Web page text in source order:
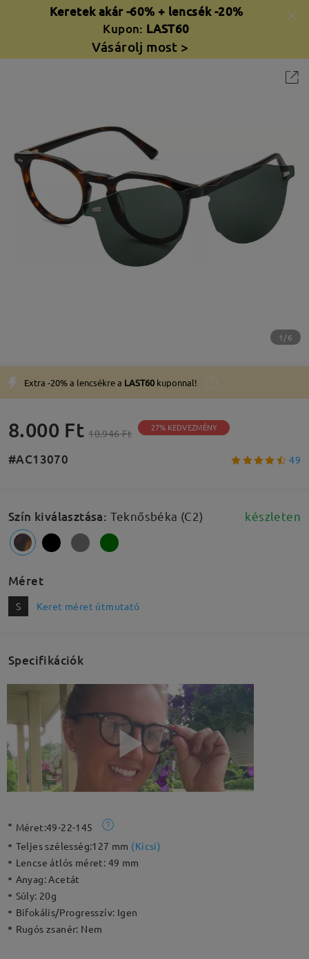
Keretek akár -60% + lencsék -20%
Kupon: LAST60
Vásárolj most >
1/6
Extra -20% a lencsékre a LAST60 kuponnal!
8.000 Ft 10.946 Ft 27% KEDVEZMÉNY
#AC13070 49
Szín kiválasztása: Teknősbéka (C2) készleten
Méret
S Keret méret útmutató
Specifikációk
Méret:49-22-145
Teljes szélesség:127 mm (Kicsi)
Lencse átlós méret: 49 mm
Anyag:Acetát
Súly: 20g
Bifokális/Progresszív: Igen
Rugós zsanér: Nem